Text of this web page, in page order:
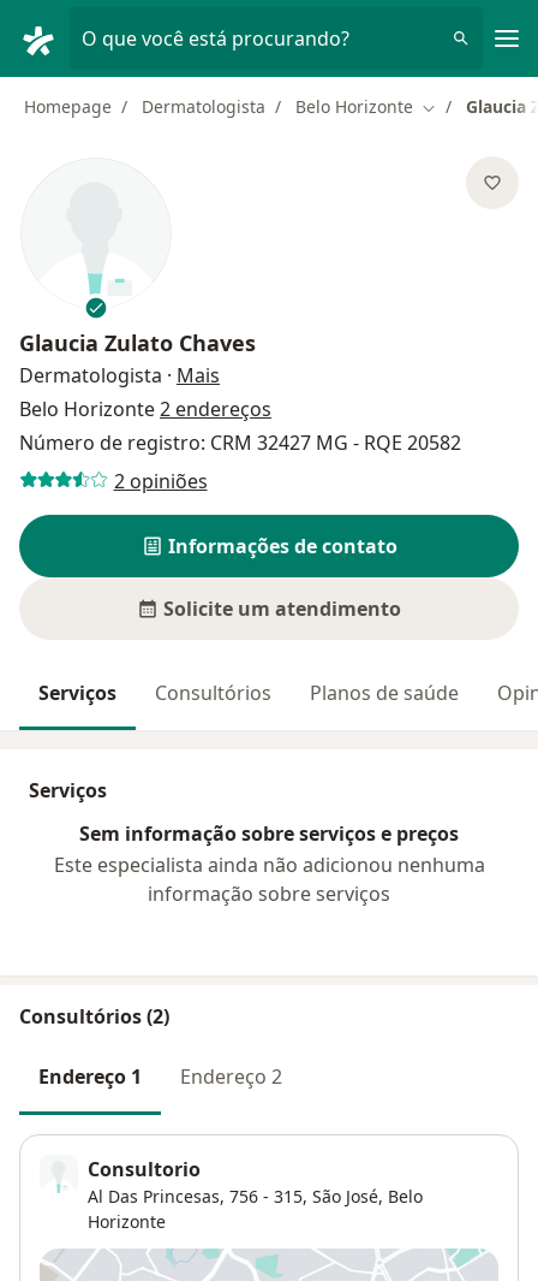
O que você está procurando?
Homepage Dermatologista Belo Horizonte Mudar de
Glaucia
Glaucia Zulato Chaves
Dermatologista · Mais
Belo Horizonte2 endereços
Número de registro: CRM 32427 MG - RQE 20582
2 opiniões
Informações de contato
Solicite um atendimento
Serviços Consultórios Planos de saúde
Serviços
Sem informação sobre serviços e preços
Este especialista ainda não adicionou nenhuma
informação sobre serviços
Consultórios (2)
Endereço 1 Endereço 2
Consultorio
Al Das Princesas, 756 - 315, São José, Belo
Horizonte